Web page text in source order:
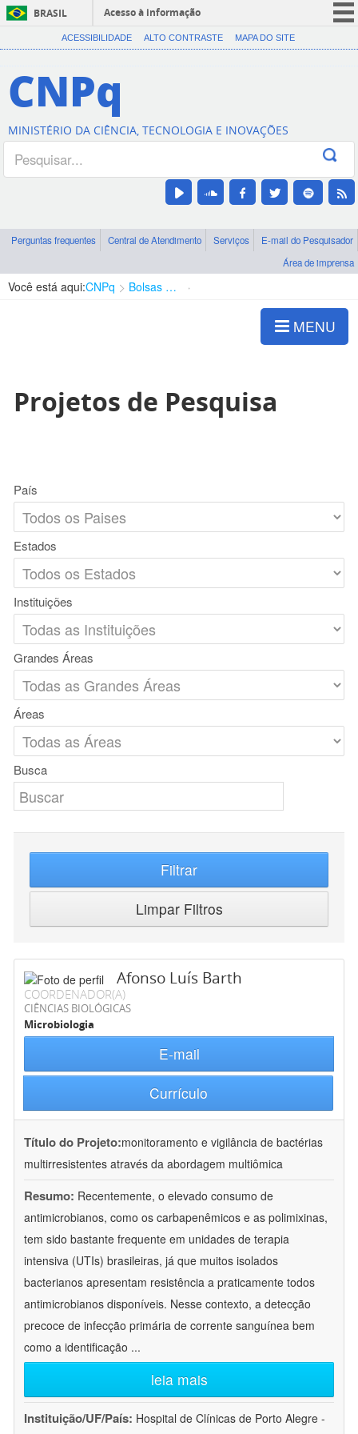
BRASIL
Acesso à informação
CORONAVÍRUS (COVID-19)
Canais
ACESSIBILIDADE ALTO CONTRASTE MAPA DO SITE
CNPq
MINISTÉRIO DA CIÊNCIA, TECNOLOGIA E INOVAÇÕES
Perguntas frequentes Central de Atendimento Serviços
E-mail do Pesquisador
Área de imprensa
Você está aqui:CNPq Bolsas e Auxílios Vigentes
MENU
Projetos de Pesquisa
País
Estados
Instituições
Grandes Áreas
Áreas
Busca
Filtrar
Limpar Filtros
Afonso Luís Barth
COORDENADOR(A)
CIÊNCIAS BIOLÓGICAS
Microbiologia
E-mail
Currículo
Título do Projeto:monitoramento e vigilância de bactérias
multirresistentes através da abordagem multiômica
Resumo: Recentemente, o elevado consumo de
antimicrobianos, como os carbapenêmicos e as polimixinas,
tem sido bastante frequente em unidades de terapia
intensiva (UTIs) brasileiras, já que muitos isolados
bacterianos apresentam resistência a praticamente todos
antimicrobianos disponíveis. Nesse contexto, a detecção
precoce de infecção primária de corrente sanguínea bem
como a identificação ...
leia mais
Instituição/UF/País: Hospital de Clínicas de Porto Alegre -